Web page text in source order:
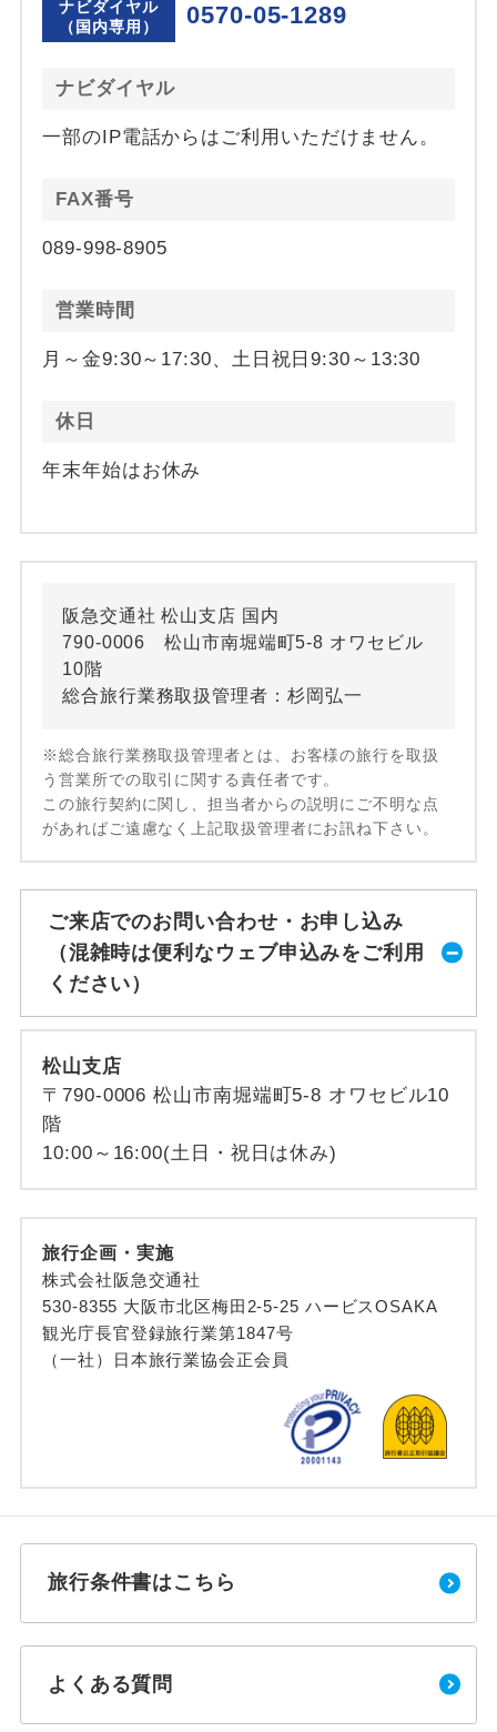
ナビダイヤル
（国内専用）
0570-05-1289
ナビダイヤル
一部のIP電話からはご利用いただけません。
FAX番号
089-998-8905
営業時間
月～金9:30～17:30、土日祝日9:30～13:30
休日
年末年始はお休み
阪急交通社 松山支店 国内
790-0006 松山市南堀端町5-8 オワセビル
10階
総合旅行業務取扱管理者：杉岡弘一
※総合旅行業務取扱管理者とは、お客様の旅行を取扱
う営業所での取引に関する責任者です。
この旅行契約に関し、担当者からの説明にご不明な点
があればご遠慮なく上記取扱管理者にお訊ね下さい。
ご来店でのお問い合わせ・お申し込み
（混雑時は便利なウェブ申込みをご利用
ください）
松山支店
〒790-0006 松山市南堀端町5-8 オワセビル10
階
10:00～16:00(土日・祝日は休み)
旅行企画・実施
株式会社阪急交通社
530-8355 大阪市北区梅田2-5-25 ハービスOSAKA
観光庁長官登録旅行業第1847号
（一社）日本旅行業協会正会員
旅行条件書はこちら
よくある質問